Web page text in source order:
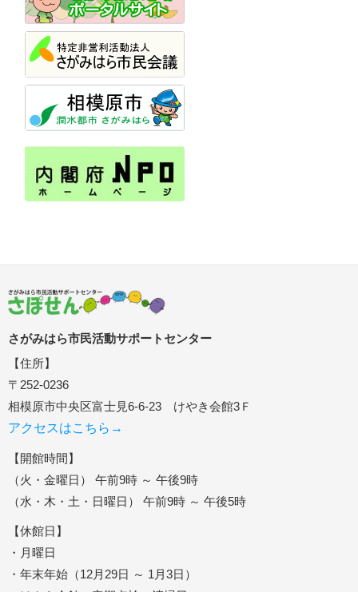
さがみはら市民活動サポートセンター
【住所】
〒252-0236
相模原市中央区富士見6-6-23 けやき会館3Ｆ
アクセスはこちら→
【開館時間】
（火・金曜日） 午前9時 ～ 午後9時
（水・木・土・日曜日） 午前9時 ～ 午後5時
【休館日】
・月曜日
・年末年始（12月29日 ～ 1月3日）